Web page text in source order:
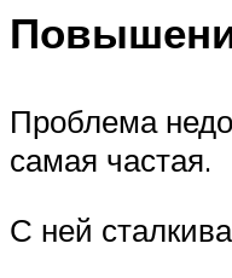
Проблема
самая частая.
С ней